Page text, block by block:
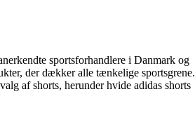
sportsforhandlere i Danmark og
der dækker alle tænkelige sportsgrene.
af shorts, herunder hvide adidas shorts